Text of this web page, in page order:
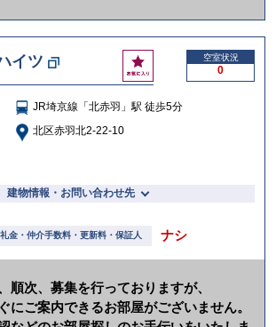
か
け
る
イツ
お
気
入
り
空室状況
0
JR埼京線「北赤羽」駅 徒歩5分
北区赤羽北2-22-10
建物情報・お問い合わせ先
礼金・仲介手数料・更新料・保証人 ナシ
順次、募集を行っておりますが、
にご案内できるお部屋がございません。